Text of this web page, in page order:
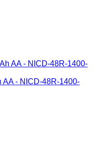
AA - NICD-48R-1400-